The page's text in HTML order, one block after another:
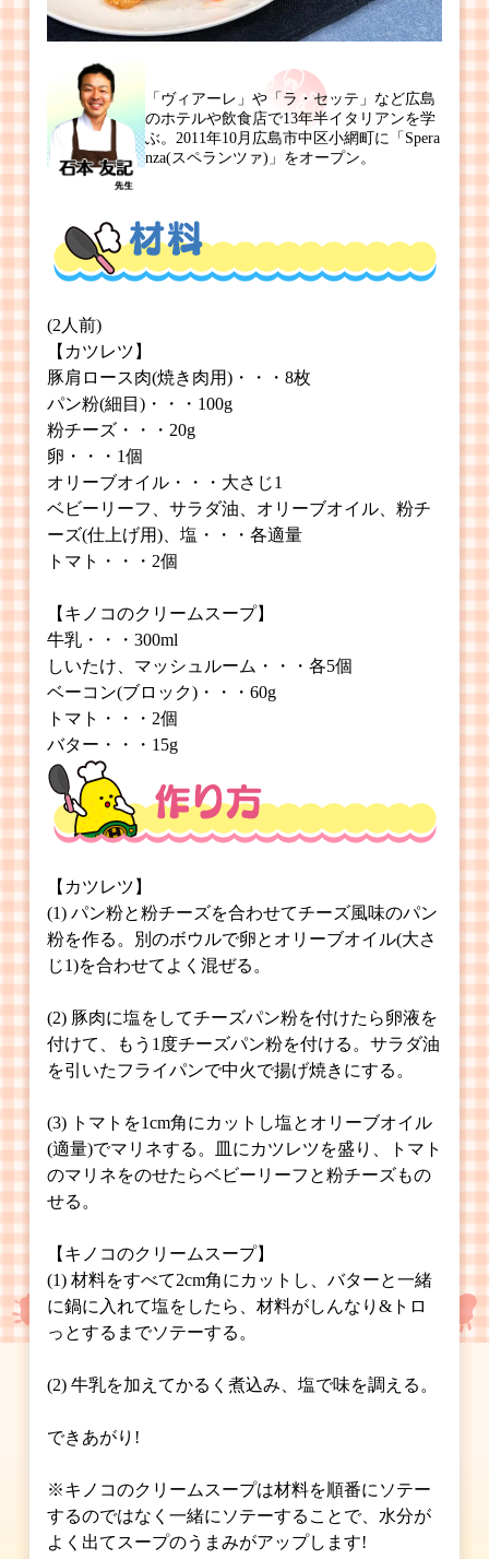
「ヴィアーレ」や「ラ・セッテ」など広島
のホテルや飲食店で13年半イタリアンを学
ぶ。2011年10月広島市中区小網町に「Spera
nza(スペランツァ)」をオープン。
(2人前)
【カツレツ】
豚肩ロース肉(焼き肉用)・・・8枚
パン粉(細目)・・・100g
粉チーズ・・・20g
卵・・・1個
オリーブオイル・・・大さじ1
ベビーリーフ、サラダ油、オリーブオイル、粉チ
ーズ(仕上げ用)、塩・・・各適量
トマト・・・2個
【キノコのクリームスープ】
牛乳・・・300ml
しいたけ、マッシュルーム・・・各5個
ベーコン(ブロック)・・・60g
トマト・・・2個
バター・・・15g
【カツレツ】
(1) パン粉と粉チーズを合わせてチーズ風味のパン
粉を作る。別のボウルで卵とオリーブオイル(大さ
じ1)を合わせてよく混ぜる。
(2) 豚肉に塩をしてチーズパン粉を付けたら卵液を
付けて、もう1度チーズパン粉を付ける。サラダ油
を引いたフライパンで中火で揚げ焼きにする。
(3) トマトを1cm角にカットし塩とオリーブオイル
(適量)でマリネする。皿にカツレツを盛り、トマト
のマリネをのせたらベビーリーフと粉チーズもの
せる。
【キノコのクリームスープ】
(1) 材料をすべて2cm角にカットし、バターと一緒
に鍋に入れて塩をしたら、材料がしんなり&トロ
っとするまでソテーする。
(2) 牛乳を加えてかるく煮込み、塩で味を調える。
できあがり!
※キノコのクリームスープは材料を順番にソテー
するのではなく一緒にソテーすることで、水分が
よく出てスープのうまみがアップします!